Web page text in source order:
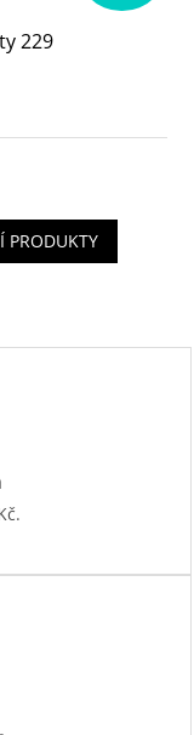
229
PRODUKTY